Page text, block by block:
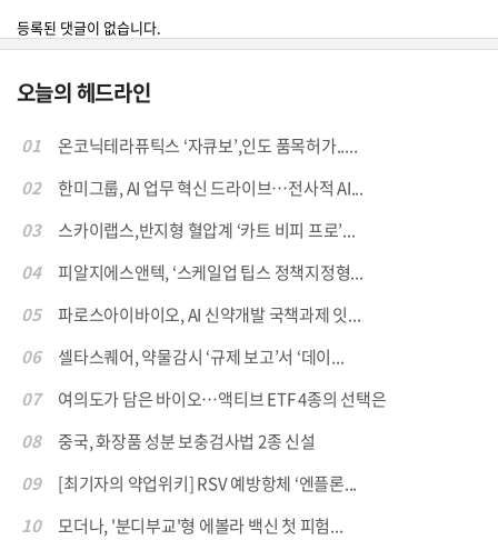
등록된 댓글이 없습니다.
오늘의 헤드라인
01
온코닉테라퓨틱스 ‘자큐보’,인도 품목허가.....
02
한미그룹, AI 업무 혁신 드라이브…전사적 AI...
03
스카이랩스,반지형 혈압계 ‘카트 비피 프로’...
04
피알지에스앤텍, ‘스케일업 팁스 정책지정형...
05
파로스아이바이오, AI 신약개발 국책과제 잇...
06
셀타스퀘어, 약물감시 ‘규제 보고’서 ‘데이...
07
여의도가 담은 바이오…액티브 ETF 4종의 선택은
08
중국, 화장품 성분 보충검사법 2종 신설
09
[최기자의 약업위키] RSV 예방항체 ‘엔플론...
10
모더나, '분디부교'형 에볼라 백신 첫 피험...